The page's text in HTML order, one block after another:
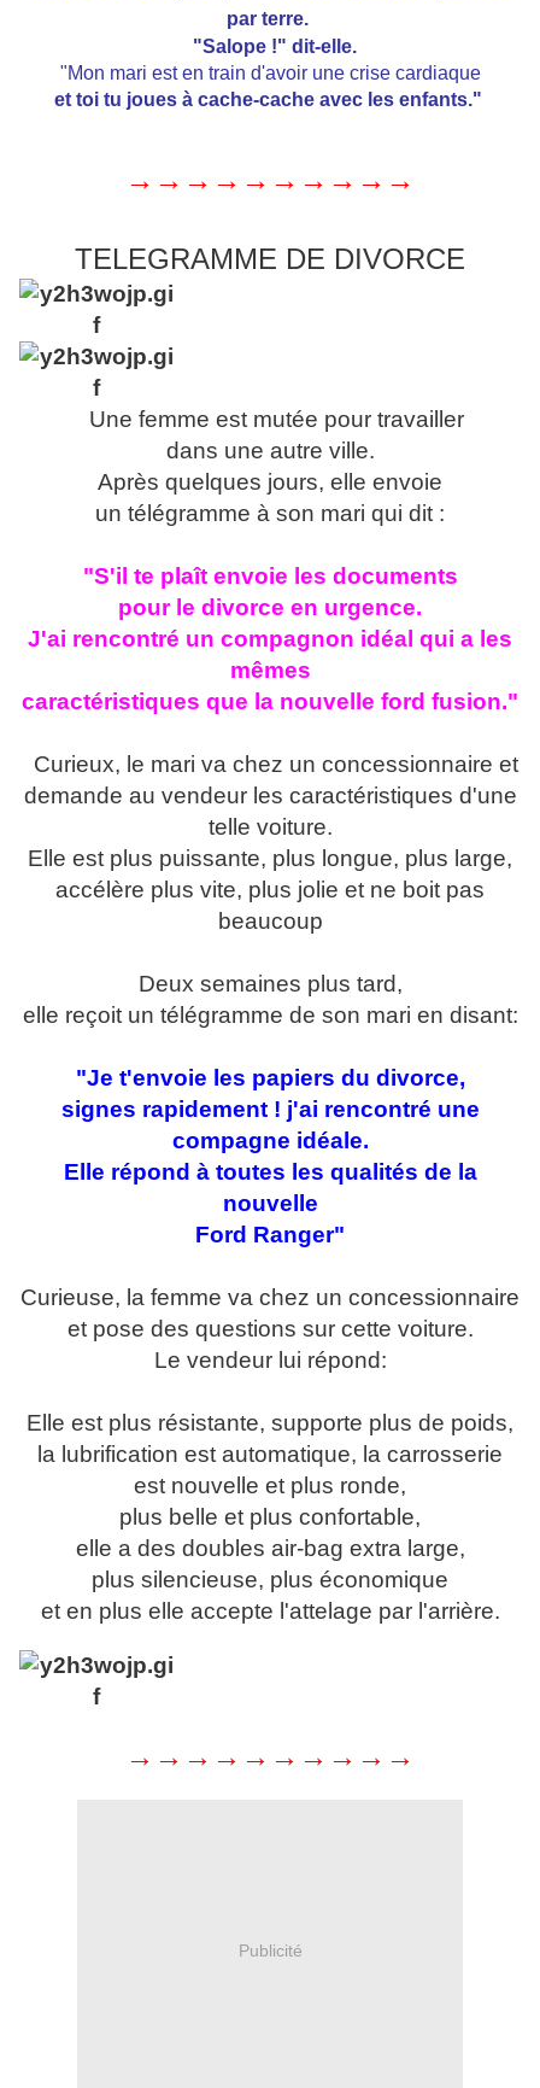
par terre.
"Salope !" dit-elle.
"Mon mari est en train d'avoir une crise cardiaque
et toi tu joues à cache-cache avec les enfants."
→ → → → → → → → → →
TELEGRAMME DE DIVORCE
Une femme est mutée pour travailler
dans une autre ville.
Après quelques jours, elle envoie
un télégramme à son mari qui dit :
"S'il te plaît envoie les documents
pour le divorce en urgence.
J'ai rencontré un compagnon idéal qui a les
mêmes
caractéristiques que la nouvelle ford fusion."
Curieux, le mari va chez un concessionnaire et
demande au vendeur les caractéristiques d'une
telle voiture.
Elle est plus puissante, plus longue, plus large,
accélère plus vite, plus jolie et ne boit pas
beaucoup
Deux semaines plus tard,
elle reçoit un télégramme de son mari en disant:
"Je t'envoie les papiers du divorce,
signes rapidement ! j'ai rencontré une
compagne idéale.
Elle répond à toutes les qualités de la
nouvelle
Ford Ranger"
Curieuse, la femme va chez un concessionnaire
et pose des questions sur cette voiture.
Le vendeur lui répond:
Elle est plus résistante, supporte plus de poids,
la lubrification est automatique, la carrosserie
est nouvelle et plus ronde,
plus belle et plus confortable,
elle a des doubles air-bag extra large,
plus silencieuse, plus économique
et en plus elle accepte l'attelage par l'arrière.
→ → → → → → → → → →
Publicité